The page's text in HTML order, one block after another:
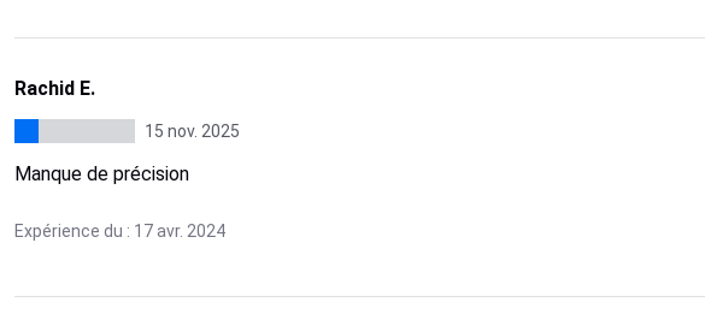
Rachid E.
15 nov. 2025
Manque de précision
Expérience du : 17 avr. 2024